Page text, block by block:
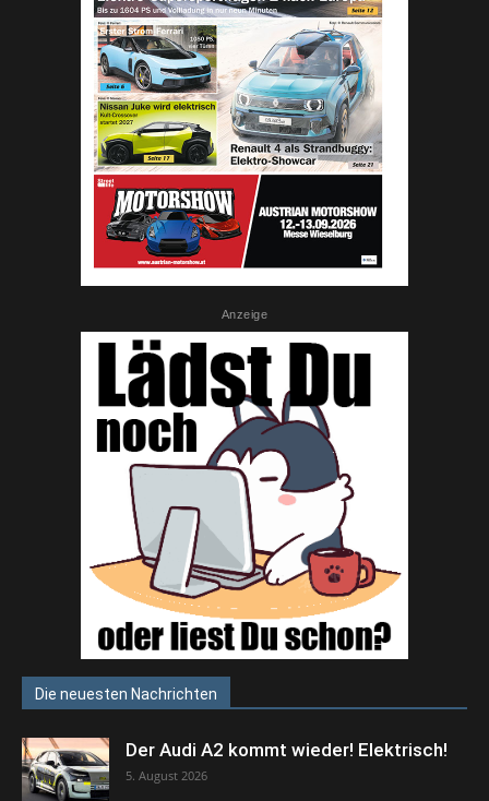
Anzeige
Die neuesten Nachrichten
Der Audi A2 kommt wieder! Elektrisch!
5. August 2026